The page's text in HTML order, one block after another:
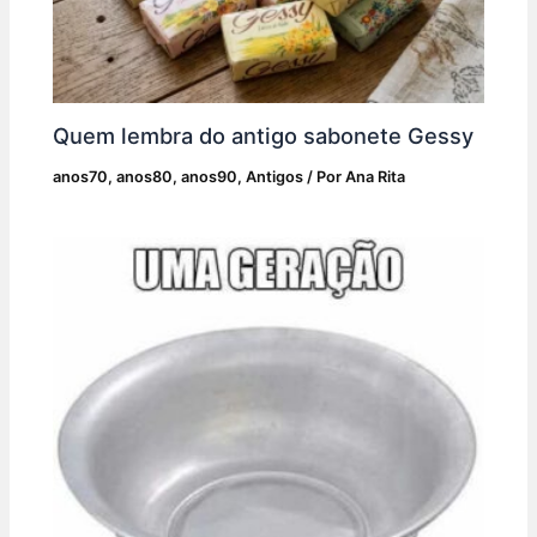
Quem lembra do antigo sabonete Gessy
anos70,anos80,anos90,Antigos / PorAna Rita